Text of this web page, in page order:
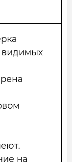
видимых
на